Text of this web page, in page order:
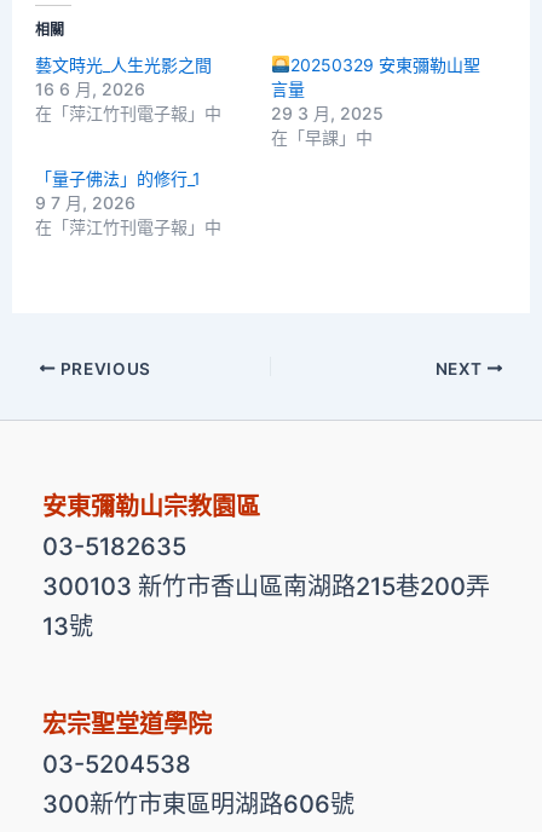
相關
藝文時光_人生光影之間
16 6 月, 2026
在「萍江竹刊電子報」中
20250329 安東彌勒山聖
言量
29 3 月, 2025
在「早課」中
「量子佛法」的修行_1
9 7 月, 2026
在「萍江竹刊電子報」中
PREVIOUS NEXT
安東彌勒山宗教園區
03-5182635
300103 新竹市香山區南湖路215巷200弄
13號
宏宗聖堂道學院
03-5204538
300新竹市東區明湖路606號